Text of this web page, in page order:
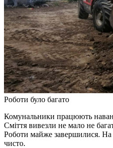
Роботи було багато
Комунальники працюють
Сміття вивезли не мало не
Роботи майже завершилися. На
чисто.